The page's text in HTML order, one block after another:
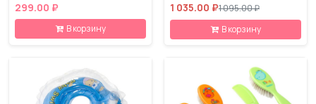
299.00 ₽
В корзину
1 035.00 ₽1 095.00 ₽
В корзину